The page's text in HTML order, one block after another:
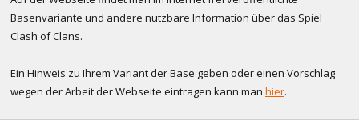
Basenvariante und andere nutzbare Information über das Spiel
Clash of Clans.
Ein Hinweis zu Ihrem Variant der Base geben oder einen Vorschlag
wegen der Arbeit der Webseite eintragen kann man hier.